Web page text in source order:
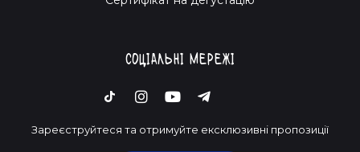
Соціальні мережі
Зареєструйтеся та отримуйте ексклюзивні пропозиції